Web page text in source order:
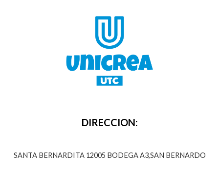
DIRECCION:
SANTA BERNARDITA 12005 BODEGA A3,SAN BERNARDO